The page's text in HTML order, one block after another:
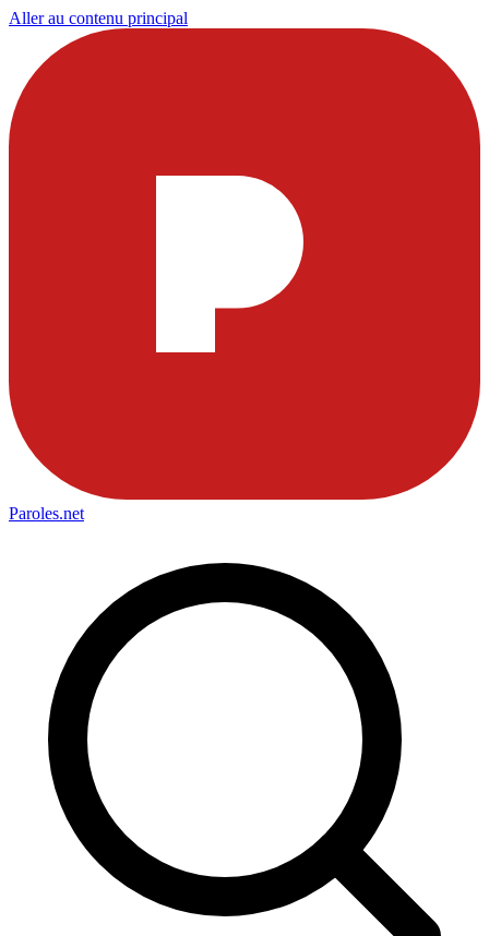
Aller au contenu principal
Paroles.net